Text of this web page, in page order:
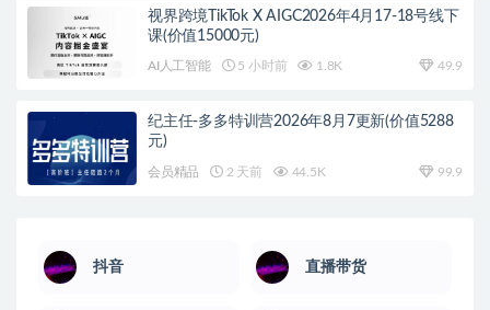
视界跨境TikTok X AIGC2026年4月17-18号线下
课(价值15000元)
AI人工智能 5 小时前 1.8K 49.9
纪主任-多多特训营2026年8月7更新(价值5288
元)
会员精品 2 天前 44.5K 99.9
抖音 直播带货